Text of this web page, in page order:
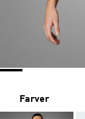
Farver